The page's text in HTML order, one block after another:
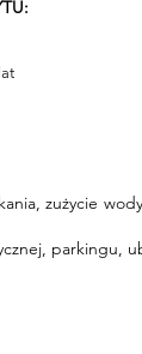
zużycie
parkingu,